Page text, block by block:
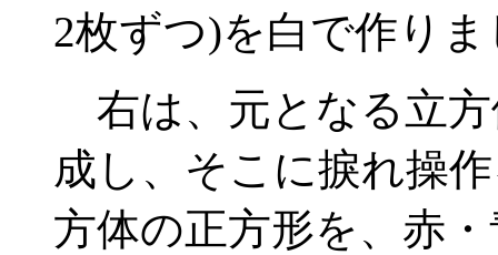
2枚ずつ)を白で作り
右は、元となる立方
成し、そこに捩れ操
方体の正方形を、赤